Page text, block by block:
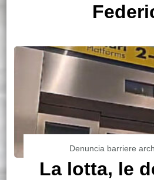
Denuncia barriere
La lotta, le